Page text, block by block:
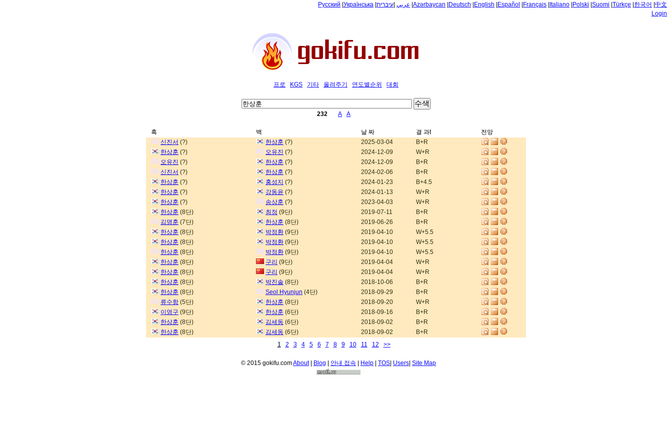
Русский Українська عربي עיברית Azərbaycan Deutsch English Español Français Italiano Polski Suomi Türkçe 한국어 中文
Login
프로 KGS 기타 올려주기 연도별순위 대회
232 A A
흑 백 날 짜 결 과t
전망
신진서 (?) 한상훈 (?) 2025-03-04
B+R
한상훈 (?) 오유진 (?) 2024-12-09
W+R
오유진 (?) 한상훈 (?) 2024-12-09
B+R
신진서 (?) 한상훈 (?) 2024-02-06
B+R
한상훈 (?) 홍성지 (?) 2024-01-23
B+4.5
한상훈 (?) 강동윤 (?) 2024-01-13
W+R
한상훈 (?) 송상훈 (?) 2023-04-03
W+R
한상훈 (8단) 최정 (9단) 2019-07-11
B+R
김명훈 (7단) 한상훈 (8단) 2019-06-26
B+R
한상훈 (8단) 박정환 (9단) 2019-04-10
W+5.5
한상훈 (8단) 박정환 (9단) 2019-04-10
W+5.5
한상훈 (8단) 박정환 (9단) 2019-04-10
W+5.5
한상훈 (8단) 구리 (9단) 2019-04-04
W+R
한상훈 (8단) 구리 (9단) 2019-04-04
W+R
한상훈 (8단) 박진솔 (8단) 2018-10-06
B+R
한상훈 (8단) Seol Hyunjun (4단) 2018-09-29
B+R
류수항 (5단) 한상훈 (8단) 2018-09-20
W+R
이영구 (9단) 한상훈 (6단) 2018-09-16
B+R
한상훈 (8단) 김세동 (6단) 2018-09-02
B+R
한상훈 (8단) 김세동 (6단) 2018-09-02
B+R
1
2 3 4 5 6 7 8 9 10 11 12 >>
© 2015 gokifu.comAbout| Blog | 안내 접속 | Help | TOS| Users| Site Map